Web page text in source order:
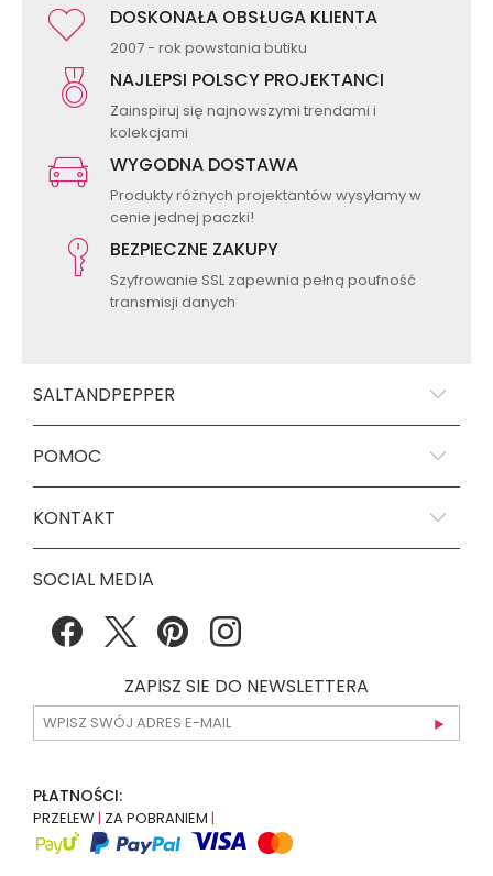
DOSKONAŁA OBSŁUGA KLIENTA
2007 - rok powstania butiku
NAJLEPSI POLSCY PROJEKTANCI
Zainspiruj się najnowszymi trendami i
kolekcjami
WYGODNA DOSTAWA
Produkty różnych projektantów wysyłamy w
cenie jednej paczki!
BEZPIECZNE ZAKUPY
Szyfrowanie SSL zapewnia pełną poufność
transmisji danych
SALTANDPEPPER
POMOC
KONTAKT
SOCIAL MEDIA
ZAPISZ SIE DO NEWSLETTERA
PŁATNOŚCI:
PRZELEW | ZA POBRANIEM |